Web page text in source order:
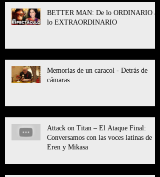
BETTER MAN: De lo ORDINARIO a
lo EXTRAORDINARIO
Memorias de un caracol - Detrás de
cámaras
Attack on Titan – El Ataque Final:
Conversamos con las voces latinas de
Eren y Mikasa